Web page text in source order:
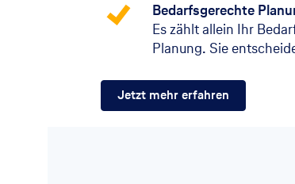
Bedarfsgerechte
Es zählt allein Ihr
Planung. Sie
Jetzt mehr erfahren